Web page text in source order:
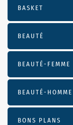
BASKET
BEAUTÉ
BEAUTÉ-FEMME
BEAUTÉ-HOMME
BONS PLANS